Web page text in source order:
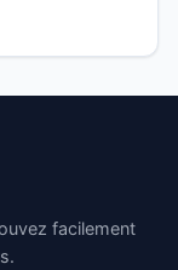
facilement